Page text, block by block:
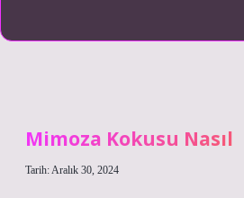
Mimoza Kokusu Nasıl
Tarih: Aralık 30, 2024